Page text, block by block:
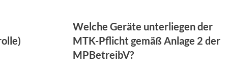
Welche Geräte unterliegen der
MTK-Pflicht gemäß Anlage 2 der
MPBetreibV?